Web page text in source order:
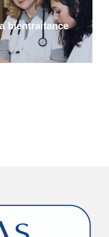
bientraitance